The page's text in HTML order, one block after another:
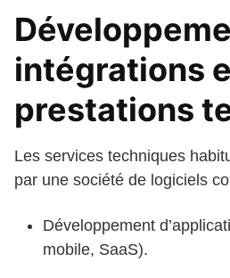
intégrations
prestations
Les services techniques
par une société de logiciels
Développement
mobile, SaaS).